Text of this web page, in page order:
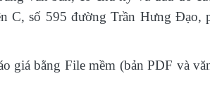
C, số 595 đường Trần Hưng Đạo,
giá bằng File mềm (bản PDF và